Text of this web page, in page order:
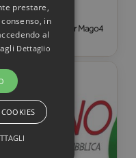
BLOG
Disponibile MyB2B per Mago4
prestare,
in
al
Dettaglio